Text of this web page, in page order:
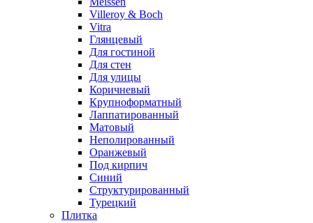
Villeroy & Boch
Vitra
Глянцевый
Для гостиной
Для стен
Для улицы
Коричневый
Крупноформатный
Лаппатированный
Матовый
Неполированный
Оранжевый
Под кирпич
Синий
Структурированный
Турецкий
Плитка